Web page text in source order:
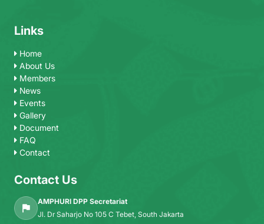
Links
Home
About Us
Members
News
Events
Gallery
Document
FAQ
Contact
Contact Us
AMPHURI DPP Secretariat
Jl. Dr Saharjo No 105 C Tebet, South Jakarta